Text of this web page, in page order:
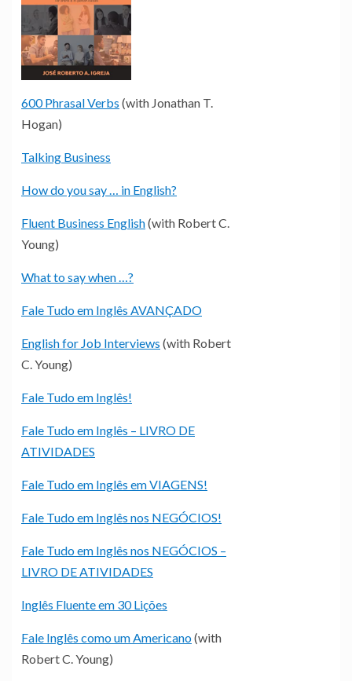
600 Phrasal Verbs (with Jonathan T.
Hogan)
Talking Business
How do you say … in English?
Fluent Business English(with Robert C.
Young)
What to say when …?
Fale Tudo em Inglês AVANÇADO
English for Job Interviews (with Robert
C. Young)
Fale Tudo em Inglês!
Fale Tudo em Inglês – LIVRO DE
ATIVIDADES
Fale Tudo em Inglês em VIAGENS!
Fale Tudo em Inglês nos NEGÓCIOS!
Fale Tudo em Inglês nos NEGÓCIOS –
LIVRO DE ATIVIDADES
Inglês Fluente em 30 Lições
Fale Inglês como um Americano(with
Robert C. Young)